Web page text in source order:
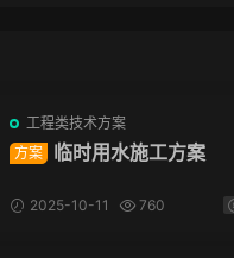
工程类技术方案
方案
临时用水施工方案
2025-10-11 760